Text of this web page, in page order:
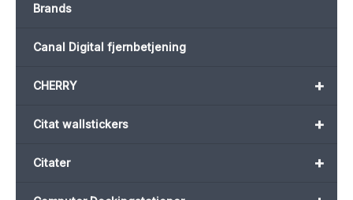
Brands
Canal Digital fjernbetjening
+
CHERRY
+
Citat wallstickers
+
Citater